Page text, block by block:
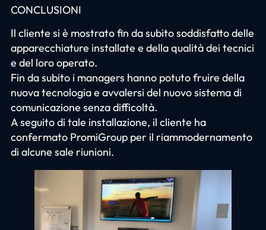
CONCLUSIONI
Il cliente si è mostrato fin da subito soddisfatto delle
apparecchiature installate e della qualità dei tecnici
e del loro operato.
Fin da subito i managers hanno potuto fruire della
nuova tecnologia e avvalersi del nuovo sistema di
comunicazione senza difficoltà.
A seguito di tale installazione, il cliente ha
confermato PromiGroup per il riammodernamento
di alcune sale riunioni.